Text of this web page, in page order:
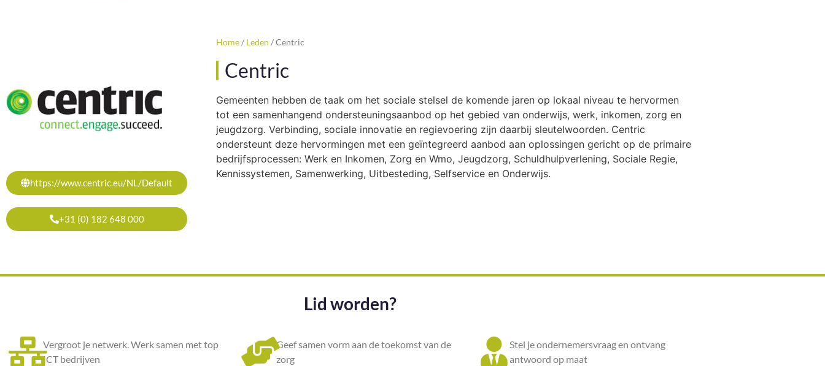
https://www.centric.eu/NL/Default
+31 (0) 182 648 000
Home/ Leden /Centric
Centric
Gemeenten hebben de taak om het sociale stelsel de komende jaren op lokaal niveau te hervormen
tot een samenhangend ondersteuningsaanbod op het gebied van onderwijs, werk, inkomen, zorg en
jeugdzorg. Verbinding, sociale innovatie en regievoering zijn daarbij sleutelwoorden. Centric
ondersteunt deze hervormingen met een geïntegreerd aanbod aan oplossingen gericht op de primaire
bedrijfsprocessen: Werk en Inkomen, Zorg en Wmo, Jeugdzorg, Schuldhulpverlening, Sociale Regie,
Kennissystemen, Samenwerking, Uitbesteding, Selfservice en Onderwijs.
Lid worden?
Vergroot je netwerk. Werk samen met top
ICT bedrijven
Geef samen vorm aan de toekomst van de
zorg
Stel je ondernemersvraag en ontvang
antwoord op maat